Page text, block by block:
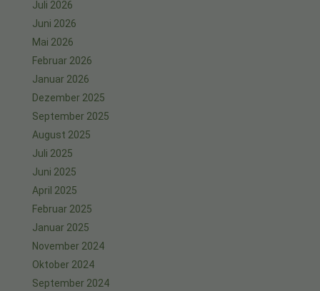
Juli 2026
Juni 2026
Mai 2026
Februar 2026
Januar 2026
Dezember 2025
September 2025
August 2025
Juli 2025
Juni 2025
April 2025
Februar 2025
Januar 2025
November 2024
Oktober 2024
September 2024